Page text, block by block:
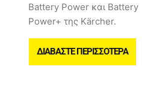
Battery Power και Battery
Power+ της Kärcher.
ΔΙΑΒΆΣΤΕ ΠΕΡΙΣΣΌΤΕΡΑ